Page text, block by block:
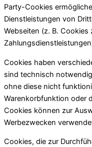
Party-Cookies
Dienstleistungen von
Webseiten (z. B.
Cookies haben
sind technisch
ohne diese nicht
Warenkorbfunktion oder
Cookies können zur
Werbezwecken
Cookies, die zur